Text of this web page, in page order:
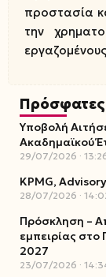
προστασία
την
Υποβολή
Ακαδημαϊκού
29/07/2026
KPMG,
28/07/2026
Πρόσκληση –
εμπειρίας στο
2027
23/07/2026